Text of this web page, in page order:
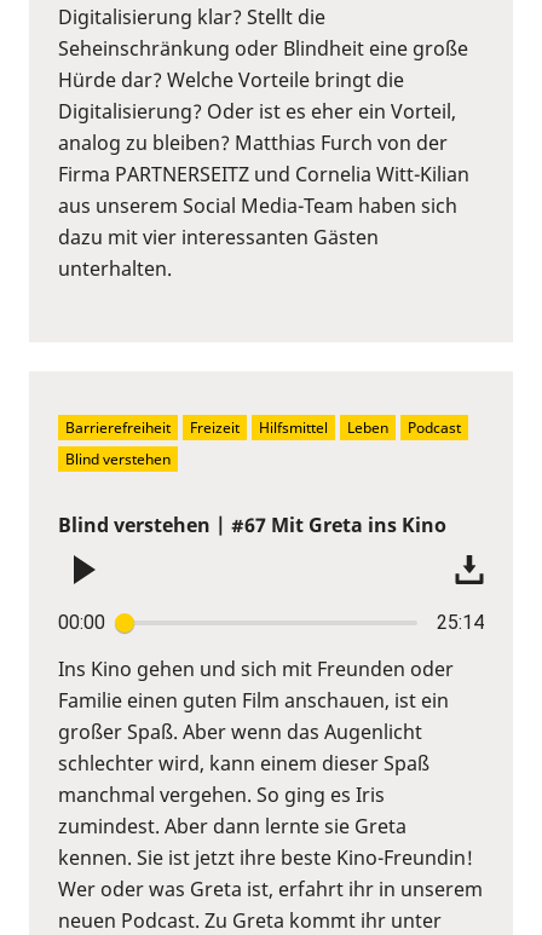
Digitalisierung klar? Stellt die
Seheinschränkung oder Blindheit eine große
Hürde dar? Welche Vorteile bringt die
Digitalisierung? Oder ist es eher ein Vorteil,
analog zu bleiben? Matthias Furch von der
Firma PARTNERSEITZ und Cornelia Witt-Kilian
aus unserem Social Media-Team haben sich
dazu mit vier interessanten Gästen
unterhalten.
Blind verstehen | #67 Mit Greta ins Kino
00:00 25:14
Ins Kino gehen und sich mit Freunden oder
Familie einen guten Film anschauen, ist ein
großer Spaß. Aber wenn das Augenlicht
schlechter wird, kann einem dieser Spaß
manchmal vergehen. So ging es Iris
zumindest. Aber dann lernte sie Greta
kennen. Sie ist jetzt ihre beste Kino-Freundin!
Wer oder was Greta ist, erfahrt ihr in unserem
neuen Podcast. Zu Greta kommt ihr unter
Barrierefreiheit Freizeit Hilfsmittel Leben
Podcast
Blind verstehen